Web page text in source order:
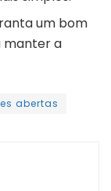
um bom
manter a
abertas